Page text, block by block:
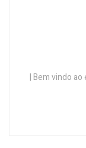
| Bem vindo ao